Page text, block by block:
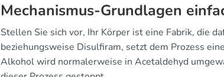
Mechanismus-Grundlagen
Stellen Sie sich vor, Ihr Körper ist eine Fabrik, die
beziehungsweise Disulfiram, setzt dem Prozess
Alkohol wird normalerweise in Acetaldehyd